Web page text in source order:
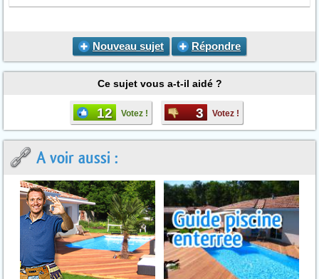
Nouveau sujet Répondre
Ce sujet vous a-t-il aidé ?
12 Votez ! 3 Votez !
A voir aussi :